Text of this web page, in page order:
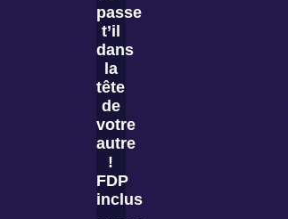
passe
t’il
dans
la
tête
de
votre
autre
!
FDP
inclus